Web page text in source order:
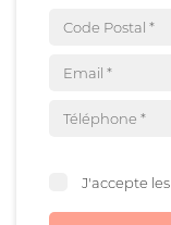
J'accepte les